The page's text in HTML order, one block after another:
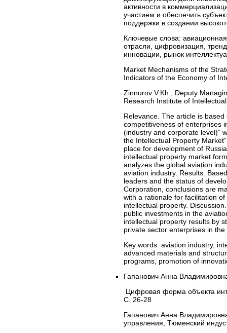
активности в
участием и обеспечить
поддержки в создании
Ключевые слова:
отрасли, цифровизация,
инновации, рынок
Market Mechanisms of the
Indicators of the Economy of
Zinnurov V.Kh., Deputy
Research Institute of
Relevance. The article is
competitiveness of enterprises
(industry and corporate level)”
the Intellectual Property
place for development of
intellectual property market
analyzes the global aviation
aviation industry. Results.
leaders and the status of
Corporation, conclusions are
with a rationale for facilitation
intellectual property.
public investments in the
intellectual property results by
private sector enterprises in
Key words: aviation industry,
advanced materials and
programs, promotion of
Гапанович Анна
Цифровая форма объекта
С. 26-28
Гапанович Анна
управления, Тюменский